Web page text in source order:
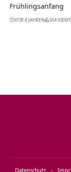
Frühlingsanfang
VOR 8 JAHREN 554 VIEWS
Datenschutz